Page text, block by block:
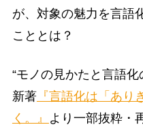
が、対象の魅力を言語
こととは？
“モノの見かたと言語
新著『言語化は「あり
く。』
より一部抜粋・